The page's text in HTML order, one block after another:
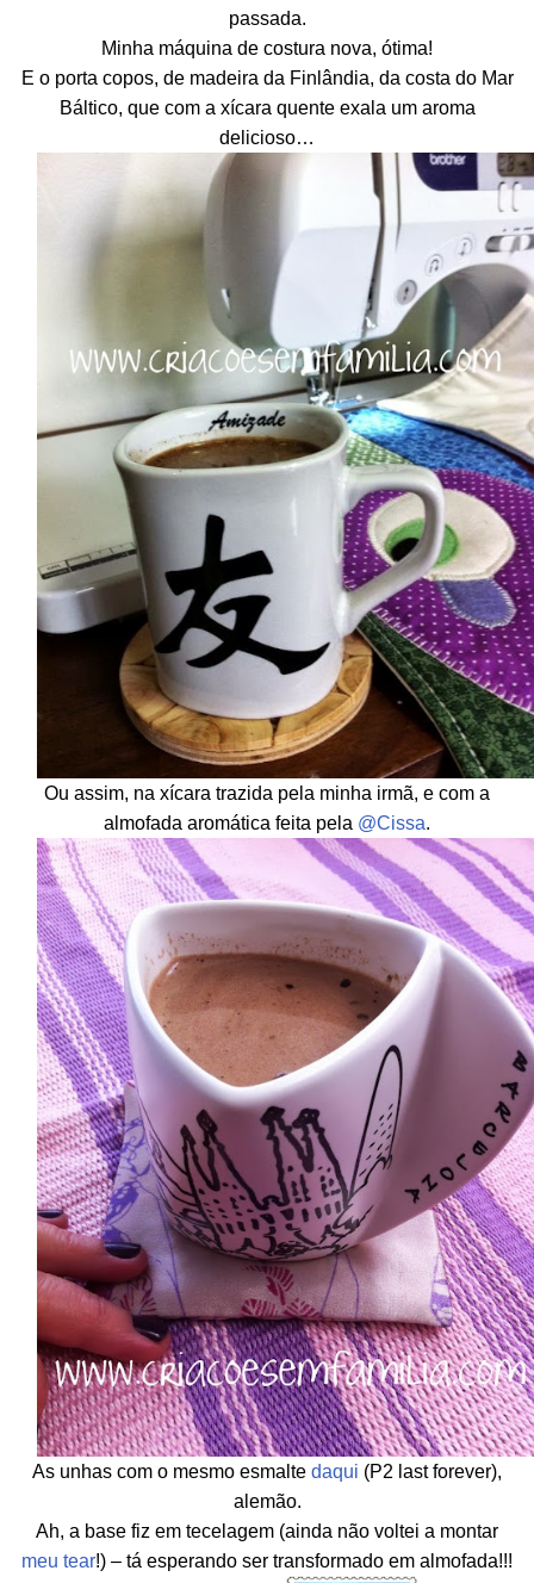
passada.
Minha máquina de costura nova, ótima!
E o porta copos, de madeira da Finlândia, da costa do Mar
Báltico, que com a xícara quente exala um aroma
delicioso…
Ou assim, na xícara trazida pela minha irmã, e com a
almofada aromática feita pela @Cissa.
As unhas com o mesmo esmalte daqui (P2 last forever),
alemão.
Ah, a base fiz em tecelagem (ainda não voltei a montar
meu tear!) – tá esperando ser transformado em almofada!!!